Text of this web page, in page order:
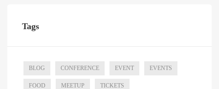
Tags
BLOG CONFERENCE EVENT EVENTS
FOOD MEETUP TICKETS